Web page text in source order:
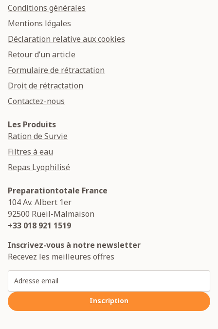
Conditions générales
Mentions légales
Déclaration relative aux cookies
Retour d’un article
Formulaire de rétractation
Droit de rétractation
Contactez-nous
Les Produits
Ration de Survie
Filtres à eau
Repas Lyophilisé
Preparationtotale France
104 Av. Albert 1er
92500 Rueil-Malmaison
+33 018 921 1519
Inscrivez-vous à notre newsletter
Recevez les meilleures offres
Inscription